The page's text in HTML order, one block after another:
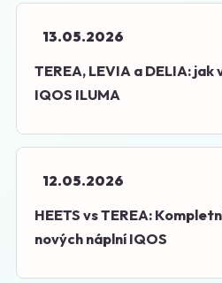
13.05.2026
TEREA, LEVIA a DELIA:
IQOS ILUMA
12.05.2026
HEETS vs TEREA:
nových náplní IQOS